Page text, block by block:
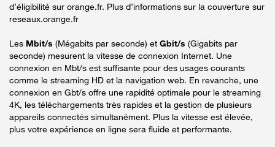
d’éligibilité sur orange.fr. Plus d’informations sur la couverture sur
reseaux.orange.fr
Les Mbit/s (Mégabits par seconde) et Gbit/s (Gigabits par
seconde) mesurent la vitesse de connexion Internet. Une
connexion en Mbt/s est suffisante pour des usages courants
comme le streaming HD et la navigation web. En revanche, une
connexion en Gbt/s offre une rapidité optimale pour le streaming
4K, les téléchargements très rapides et la gestion de plusieurs
appareils connectés simultanément. Plus la vitesse est élevée,
plus votre expérience en ligne sera fluide et performante.